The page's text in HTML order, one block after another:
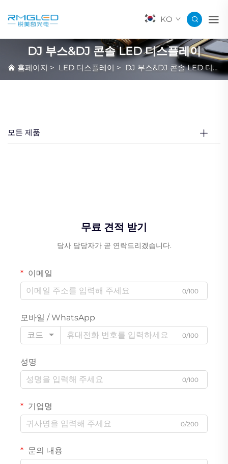
KO
DJ 부스&DJ 콘솔 LED 디스플레이
홈페이지 > LED 디스플레이 > DJ 부스&DJ 콘솔 LED 디스플레이
모든 제품
무료 견적 받기
당사 담당자가 곧 연락드리겠습니다.
이메일
0/100
모바일 / WhatsApp
코드
0/100
성명
0/100
기업명
0/200
문의 내용